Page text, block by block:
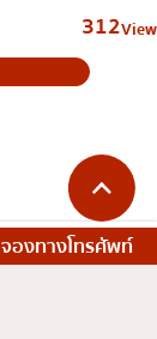
312View
จองทางโทรศัพท์